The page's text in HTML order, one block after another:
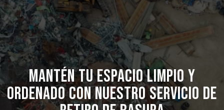
Mantén tu espacio limpio y
ordenado con nuestro servicio de